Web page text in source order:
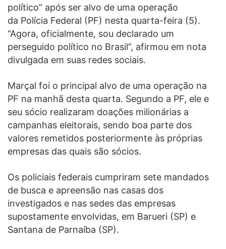
político” após ser alvo de uma operação
da Polícia Federal (PF) nesta quarta-feira (5).
“Agora, oficialmente, sou declarado um
perseguido político no Brasil”, afirmou em nota
divulgada em suas redes sociais.
Marçal foi o principal alvo de uma operação na
PF na manhã desta quarta. Segundo a PF, ele e
seu sócio realizaram doações milionárias a
campanhas eleitorais, sendo boa parte dos
valores remetidos posteriormente às próprias
empresas das quais são sócios.
Os policiais federais cumpriram sete mandados
de busca e apreensão nas casas dos
investigados e nas sedes das empresas
supostamente envolvidas, em Barueri (SP) e
Santana de Parnaíba (SP).